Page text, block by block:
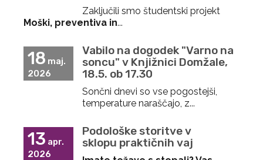
Zaključili smo študentski projekt
Moški, preventiva in...
18 maj.
2026
Vabilo na dogodek "Varno na
soncu" v Knjižnici Domžale,
18.5. ob 17.30
Sončni dnevi so vse pogostejši,
temperature naraščajo, z...
13 apr.
2026
Podološke storitve v
sklopu praktičnih vaj